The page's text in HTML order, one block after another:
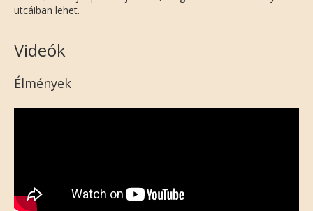
utcáiban lehet.
Videók
Élmények